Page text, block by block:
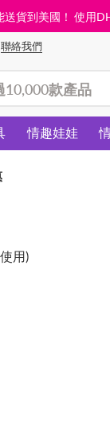
送貨到美國！ 使用
聯絡我們
情趣娃娃
用)